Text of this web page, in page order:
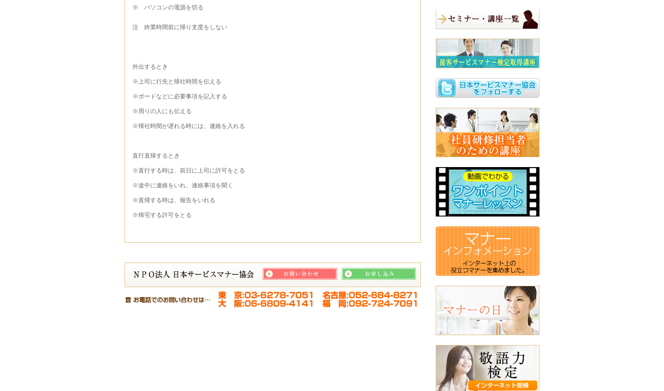
※ パソコンの電源を切る
注 終業時間前に帰り支度をしない
外出するとき
※上司に行先と帰社時間を伝える
※ボードなどに必要事項を記入する
※周りの人にも伝える
※帰社時間が遅れる時には、連絡を入れる
直行直帰するとき
※直行する時は、前日に上司に許可をとる
※途中に連絡をいれ、連絡事項を聞く
※直帰する時は、報告をいれる
※帰宅する許可をとる